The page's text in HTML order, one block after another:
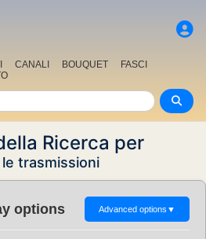
CANALI BOUQUET
FASCI
Ricerca per
trasmissioni
options Advanced options ▼